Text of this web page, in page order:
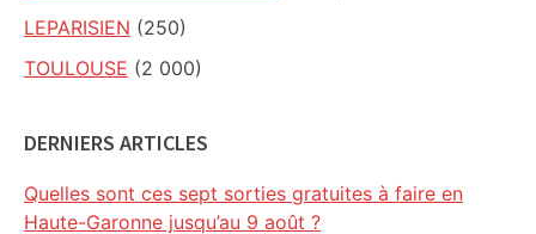
LEPARISIEN (250)
TOULOUSE (2 000)
DERNIERS ARTICLES
Quelles sont ces sept sorties gratuites à faire en
Haute-Garonne jusqu’au 9 août ?